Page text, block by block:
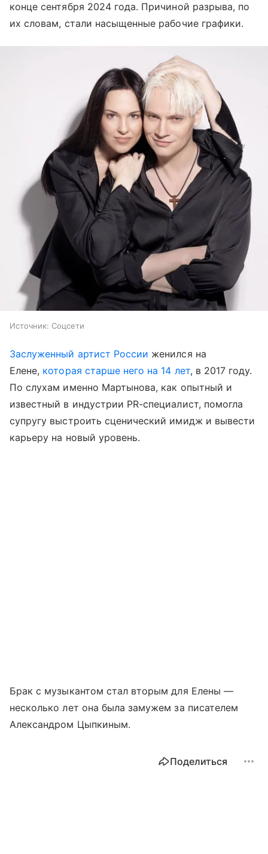
конце сентября 2024 года. Причиной разрыва, по
их словам, стали насыщенные рабочие графики.
Источник: Соцсети
Заслуженный артист России женился на
Елене, которая старше него на 14 лет, в 2017 году.
По слухам именно Мартынова, как опытный и
известный в индустрии PR-специалист, помогла
супругу выстроить сценический имидж и вывести
карьеру на новый уровень.
Брак с музыкантом стал вторым для Елены —
несколько лет она была замужем за писателем
Александром Цыпкиным.
Поделиться